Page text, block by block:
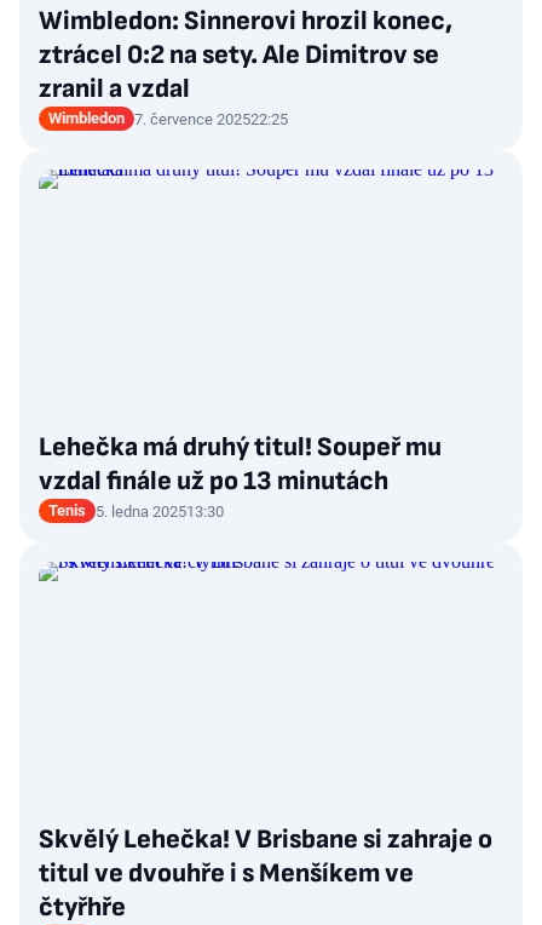
Wimbledon: Sinnerovi hrozil konec,
ztrácel 0:2 na sety. Ale Dimitrov se
zranil a vzdal
Wimbledon 7. července 202522:25
Lehečka má druhý titul! Soupeř mu
vzdal finále už po 13 minutách
Tenis 5. ledna 202513:30
Skvělý Lehečka! V Brisbane si zahraje o
titul ve dvouhře i s Menšíkem ve
čtyřhře